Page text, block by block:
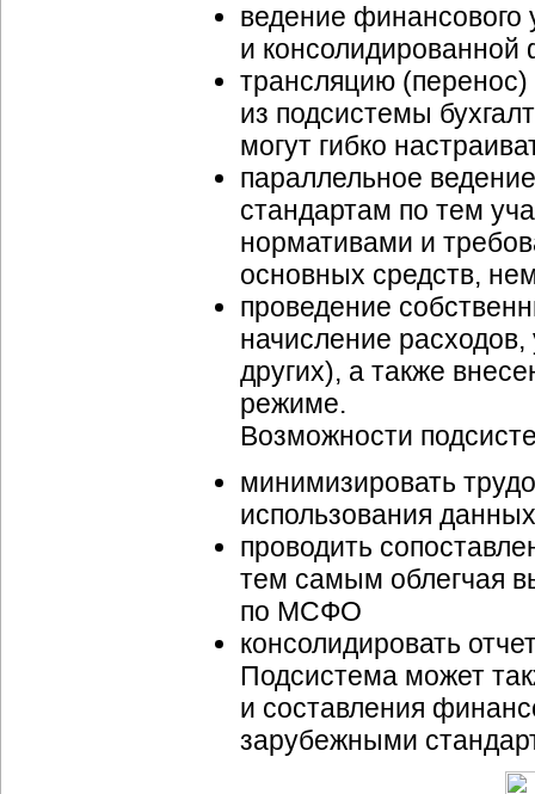
ведение финансового
и
трансляцию
из подсистемы
могут гибко
параллельное
стандартам по тем
нормативами и
основных средств,
проведение
начисление расходов,
других), а также
режиме.
Возможности
минимизировать
использования
проводить
тем самым облегчая
по МСФО
консолидировать
Подсистема может
и составления
зарубежными